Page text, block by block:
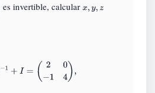
es invertible, calcular x,y,z
)M − +I =( 20 −1